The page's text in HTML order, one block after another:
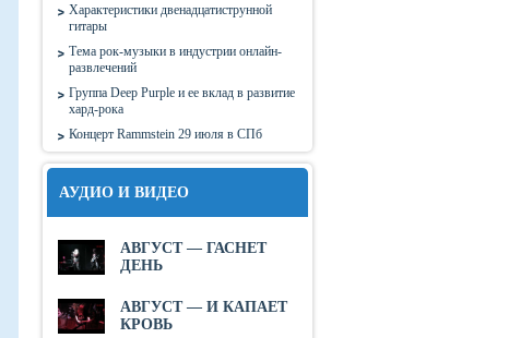
Характеристики двенадцатиструнной
гитары
Тема рок-музыки в индустрии онлайн-
развлечений
Группа Deep Purple и ее вклад в развитие
хард-рока
Концерт Rammstein 29 июля в СПб
АУДИО И ВИДЕО
АВГУСТ — ГАСНЕТ
ДЕНЬ
АВГУСТ — И КАПАЕТ
КРОВЬ